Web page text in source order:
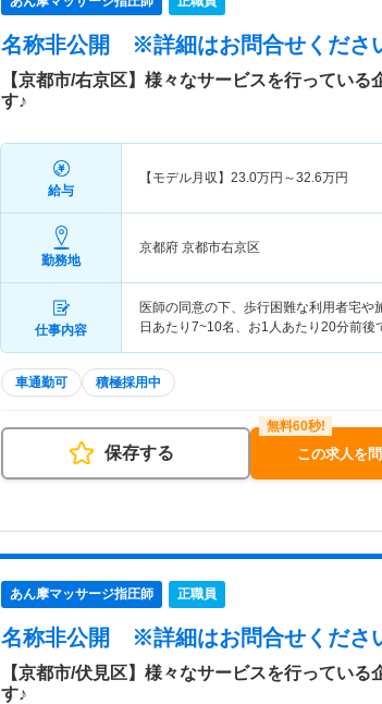
名称非公開 ※詳細はお問合せくださ
【京都市/右京区】様々なサービスを行ってい
す♪
給与
【モデル月収】 23.0万円～32.6万円
勤務地
京都府 京都市右京区
仕事内容
医師の同意の下、歩行困難な利用者宅
日あたり7~10名、お1人あたり20分前
車通勤可 積極採用中
保存する この求人を
あん摩マッサージ指圧師 正職員
名称非公開 ※詳細はお問合せくださ
【京都市/伏見区】様々なサービスを行ってい
す♪